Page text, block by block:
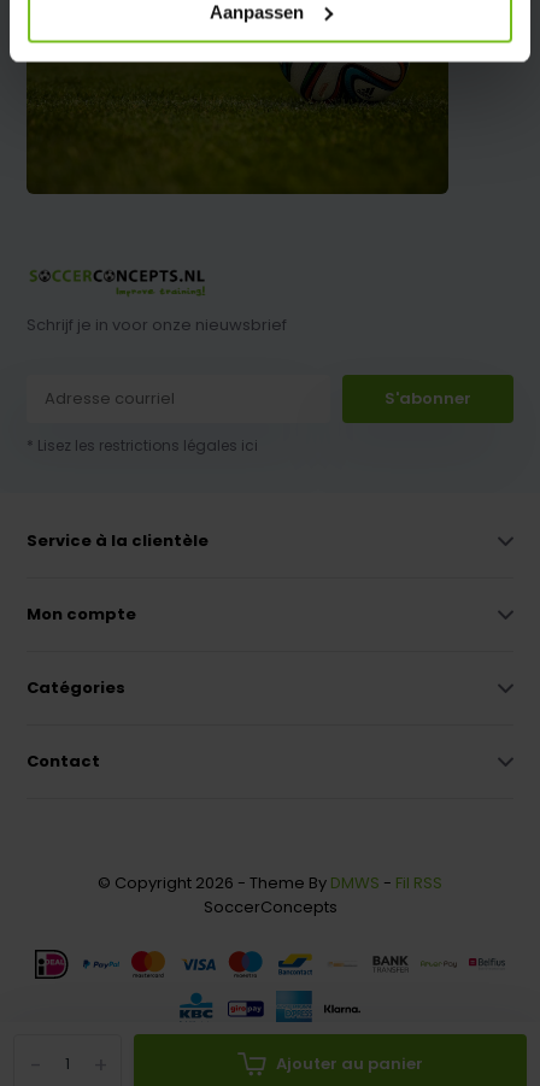
Aanpassen
Ajouter au panier
Schrijf je in voor onze nieuwsbrief
S'abonner
* Lisez les restrictions légales ici
Service à la clientèle
Mon compte
Catégories
Contact
© Copyright 2026 - Theme By DMWS - Fil RSS
SoccerConcepts